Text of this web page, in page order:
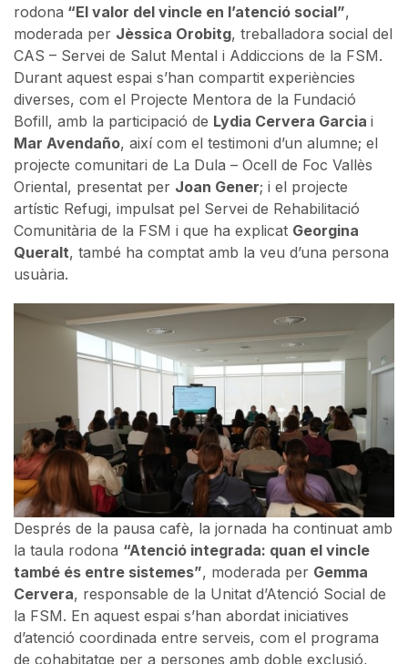
rodona “El valor del vincle en l’atenció social”,
moderada per Jèssica Orobitg, treballadora social del
CAS – Servei de Salut Mental i Addiccions de la FSM.
Durant aquest espai s’han compartit experiències
diverses, com el Projecte Mentora de la Fundació
Bofill, amb la participació de Lydia Cervera Garcia i
Mar Avendaño, així com el testimoni d’un alumne; el
projecte comunitari de La Dula – Ocell de Foc Vallès
Oriental, presentat per Joan Gener; i el projecte
artístic Refugi, impulsat pel Servei de Rehabilitació
Comunitària de la FSM i que ha explicat Georgina
Queralt, també ha comptat amb la veu d’una persona
usuària.
Després de la pausa cafè, la jornada ha continuat amb
la taula rodona “Atenció integrada: quan el vincle
també és entre sistemes”, moderada per Gemma
Cervera, responsable de la Unitat d’Atenció Social de
la FSM. En aquest espai s’han abordat iniciatives
d’atenció coordinada entre serveis, com el programa
de cohabitatge per a persones amb doble exclusió,